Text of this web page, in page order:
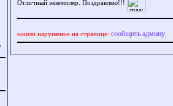
Отличный экземпляр. Поздравляю!!!
нашли нарушение на странице: сообщить админу